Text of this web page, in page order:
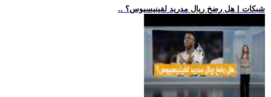
.. شبكات | هل رضخ ريال مدريد لفينيسيوس؟